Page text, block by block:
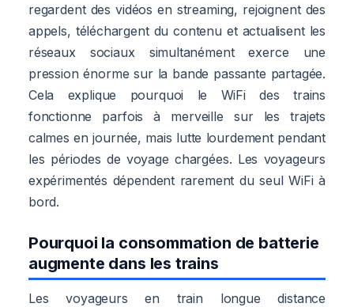
regardent des vidéos en streaming, rejoignent des
appels, téléchargent du contenu et actualisent les
réseaux sociaux simultanément exerce une
pression énorme sur la bande passante partagée.
Cela explique pourquoi le WiFi des trains
fonctionne parfois à merveille sur les trajets
calmes en journée, mais lutte lourdement pendant
les périodes de voyage chargées. Les voyageurs
expérimentés dépendent rarement du seul WiFi à
bord.
Pourquoi la consommation de batterie
augmente dans les trains
Les voyageurs en train longue distance